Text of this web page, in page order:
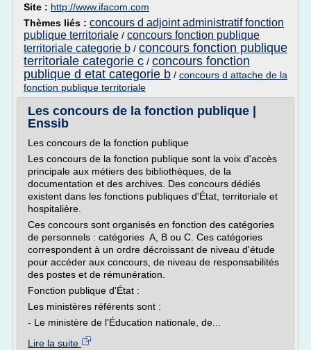
Site : http://www.ifacom.com
Thèmes liés : concours d adjoint administratif fonction
publique territoriale / concours fonction publique
territoriale categorie b / concours fonction publique
territoriale categorie c / concours fonction
publique d etat categorie b / concours d attache de la
fonction publique territoriale
Les concours de la fonction publique |
Enssib
Les concours de la fonction publique
Les concours de la fonction publique sont la voix d'accès
principale aux métiers des bibliothèques, de la
documentation et des archives. Des concours dédiés
existent dans les fonctions publiques d'État, territoriale et
hospitalière.
Ces concours sont organisés en fonction des catégories
de personnels : catégories A, B ou C. Ces catégories
correspondent à un ordre décroissant de niveau d'étude
pour accéder aux concours, de niveau de responsabilités
des postes et de rémunération.
Fonction publique d'État :
Les ministères référents sont :
- Le ministère de l'Éducation nationale, de...
Lire la suite